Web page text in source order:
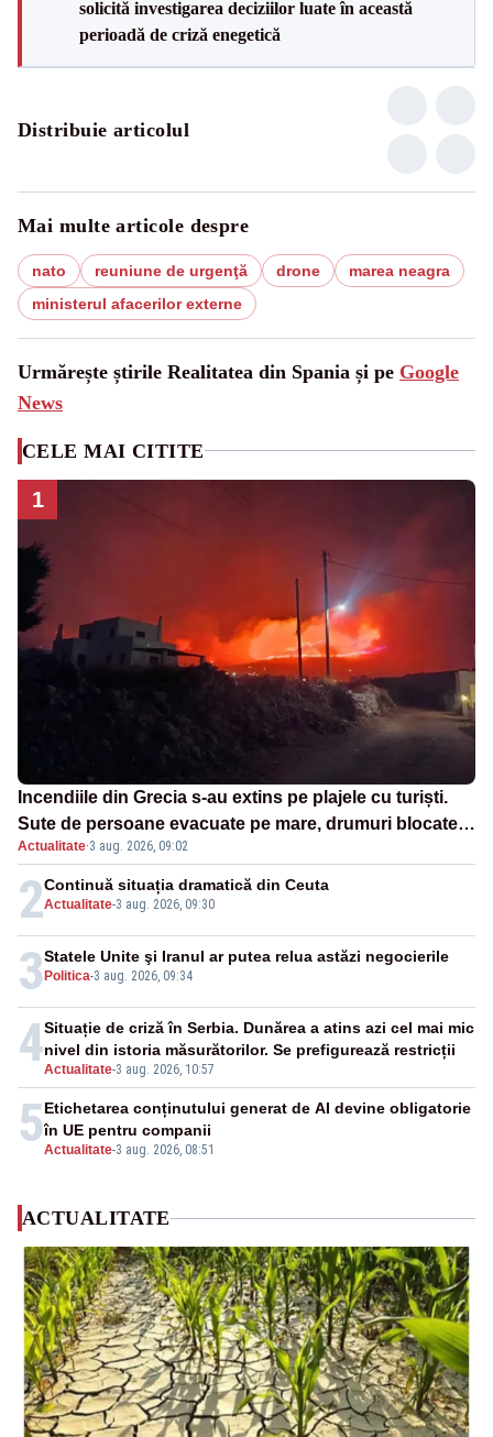
solicită investigarea deciziilor luate în această
perioadă de criză enegetică
Distribuie articolul
Mai multe articole despre
nato reuniune de urgenţă drone
marea neagra
ministerul afacerilor externe
Urmărește știrile Realitatea din Spania și pe Google
News
CELE MAI CITITE
1
Incendiile din Grecia s-au extins pe plajele cu turiști.
Sute de persoane evacuate pe mare, drumuri blocate
de flăcări
Actualitate·3 aug. 2026, 09:02
2Actualitate-3 aug. 2026, 09:30
Continuă situația dramatică din Ceuta
3 Politica-3 aug. 2026, 09:34
Statele Unite şi Iranul ar putea relua astăzi negocierile
4Actualitate-3 aug. 2026, 10:57
Situație de criză în Serbia. Dunărea a atins azi cel mai mic
nivel din istoria măsurătorilor. Se prefigurează restricții
5Actualitate-3 aug. 2026, 08:51
Etichetarea conținutului generat de AI devine obligatorie
în UE pentru companii
ACTUALITATE